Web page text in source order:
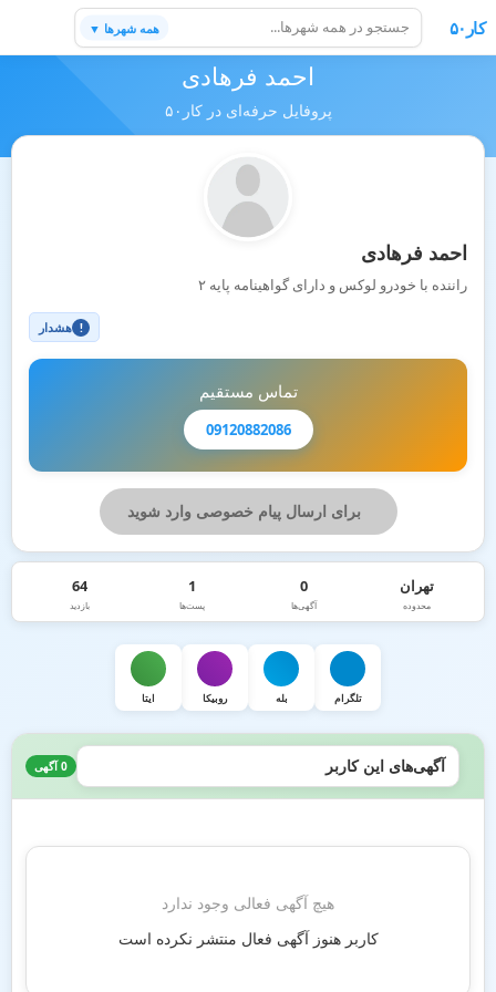
کار۵۰ همه شهرها ▼
احمد فرهادی
پروفایل حرفه‌ای در کار۵۰
احمد فرهادی
راننده با خودرو لوکس و دارای گواهینامه پایه ۲
! هشدار
تماس مستقیم
09120882086
برای ارسال پیام خصوصی وارد شوید
تهران
محدوده
0
آگهی‌ها
1
پست‌ها
64
بازدید
تلگرام بله روبیکا ایتا
آگهی‌های این کاربر 0 آگهی
هیچ آگهی فعالی وجود ندارد
کاربر هنوز آگهی فعال منتشر نکرده است